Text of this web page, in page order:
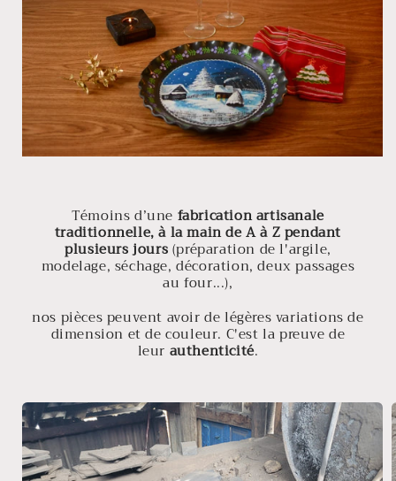
Témoins d’une fabrication artisanale
traditionnelle, à la main de A à Z pendant
plusieurs jours(préparation de l'argile,
modelage, séchage, décoration, deux passages
au four...),
nos pièces peuvent avoir de légères variations de
dimension et de couleur. C'est la preuve de
leur authenticité.